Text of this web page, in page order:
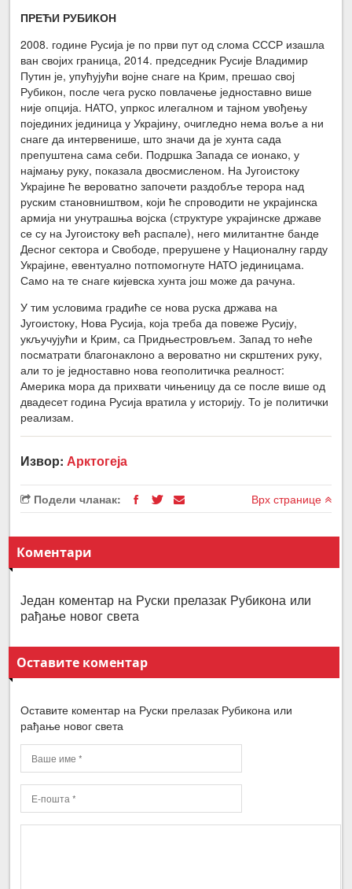
ПРЕЋИ РУБИКОН
2008. године Русија је по први пут од слома СССР изашла
ван својих граница, 2014. председник Русије Владимир
Путин је, упућујући војне снаге на Крим, прешао свој
Рубикон, после чега руско повлачење једноставно више
није опција. НАТО, упркос илегалном и тајном увођењу
појединих јединица у Украјину, очигледно нема воље а ни
снаге да интервенише, што значи да је хунта сада
препуштена сама себи. Подршка Запада се ионако, у
најмању руку, показала двосмисленом. На Југоистоку
Украјине ће вероватно започети раздобље терора над
руским становништвом, који ће спроводити не украјинска
армија ни унутрашња војска (структуре украјинске државе
се су на Југоистоку већ распале), него милитантне банде
Десног сектора и Свободе, прерушене у Националну гарду
Украјине, евентуално потпомогнуте НАТО јединицама.
Само на те снаге кијевска хунта још може да рачуна.
У тим условима градиће се нова руска држава на
Југоистоку, Нова Русија, која треба да повеже Русију,
укључујући и Крим, са Придњестровљем. Запад то неће
посматрати благонаклоно а вероватно ни скрштених руку,
али то је једноставно нова геополитичка реалност:
Америка мора да прихвати чињеницу да се после више од
двадесет година Русија вратила у историју. То је политички
реализам.
Извор:Арктогеја
Подели чланак: Врх странице
Коментари
Један коментар на Руски прелазак Рубикона или
рађање новог света
Оставите коментар
Оставите коментар на Руски прелазак Рубикона или
рађање новог света